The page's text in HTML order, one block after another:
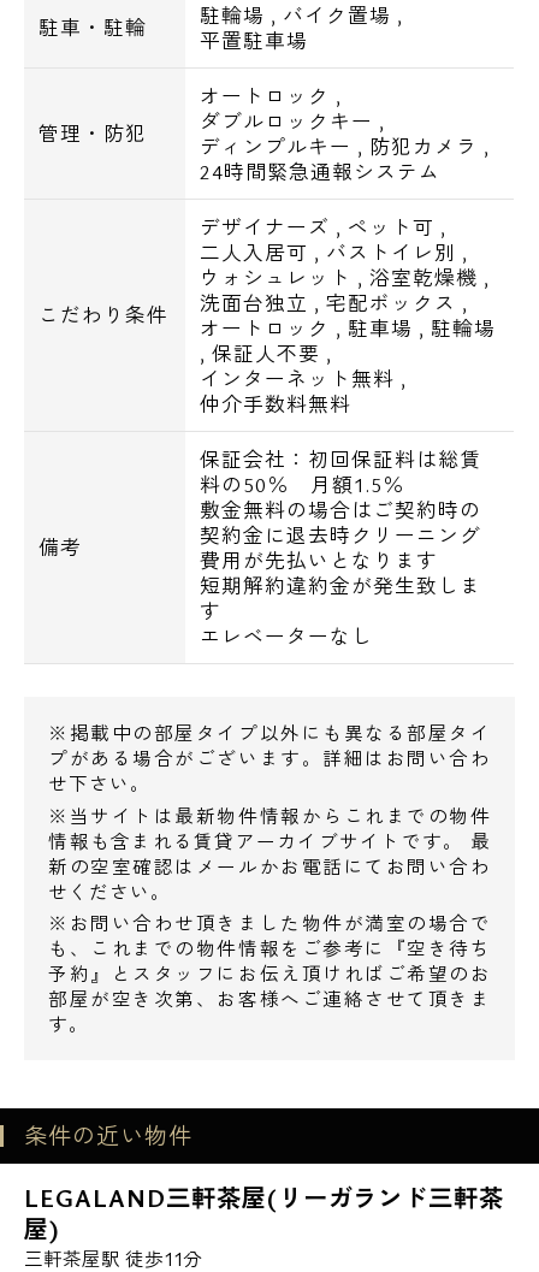
■浴室乾燥機
■24時間換気機能
■シャワートイレ
■オールフローリング
■シューズボックス
■BS・CSアンテナ
■インターネットWi-Fi無料
■駐車場：33,000円 平置き
■バイク置場：5,500円 大型可
■駐輪場：先着15台
エスアールホーム限定で【仲介手数料無
さらに契約時の初期費用のお支払いに、お持
くことも可能です。
通常のショッピングと同様にお支払い回数等
もお選び下さい。
その他、諸条件等については、お気軽にご相
談下さい。
【周辺環境】
◆ショッピング施設
まいばすけっと野沢2丁目店 276m
スーパーオオゼキ野沢店 345m
◆コンビニ
ファミリーマート世田谷上馬一丁目店 188m
ファミリーマート上馬交差点前店 297m
駐車・駐輪 駐輪場 , バイク置場 ,
平置駐車場
管理・防犯
オートロック ,
ダブルロックキー ,
ディンプルキー , 防犯カメラ ,
24時間緊急通報システム
こだわり条件
デザイナーズ , ペット可 ,
二人入居可 , バストイレ別 ,
ウォシュレット , 浴室乾燥機 ,
洗面台独立 ,宅配ボックス ,
オートロック , 駐車場 , 駐輪場
,保証人不要 ,
インターネット無料 ,
仲介手数料無料
備考
保証会社：初回保証料は総賃
料の50％ 月額1.5％
敷金無料の場合はご契約時の
契約金に退去時クリーニング
費用が先払いとなります
短期解約違約金が発生致しま
す
エレベーターなし
※掲載中の部屋タイプ以外にも異なる部屋タイ
プがある場合がございます。詳細はお問い合わ
せ下さい。
※当サイトは最新物件情報からこれまでの物件
情報も含まれる賃貸アーカイブサイトです。 最
新の空室確認はメールかお電話にてお問い合わ
せください。
※お問い合わせ頂きました物件が満室の場合で
も、これまでの物件情報をご参考に『空き待ち
予約』とスタッフにお伝え頂ければご希望のお
部屋が空き次第、お客様へご連絡させて頂きま
す。
条件の近い物件
LEGALAND三軒茶屋(リーガランド三軒茶
屋)
三軒茶屋駅 徒歩11分
電話でお問い合わせ
0120-500-529
営業時間 10：00～18：00
メールでお問い合わせ
お問い合わせ